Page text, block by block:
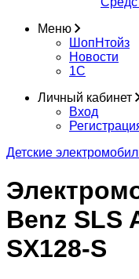
Меню
ШопНтойз
Новости
1C
Личный кабинет
Вход
Детские
Benz SLS
SX128-S